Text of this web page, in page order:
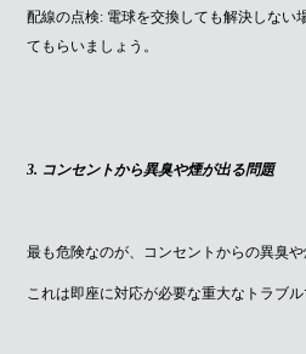
配線の点検: 電球を交換しても解決しない
てもらいましょう。
3. コンセントから異臭や煙が出る問題
最も危険なのが、コンセントからの異臭や
これは即座に対応が必要な重大なトラブル